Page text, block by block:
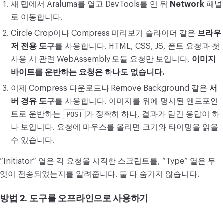
새 탭에서 Araluma를 열고 DevTools를 연 뒤 Network 패널
로 이동합니다.
Circle Crop이나 Compress 미리보기 슬라이더 같은 브라우
저 전용 도구를 사용합니다. HTML, CSS, JS, 폰트 요청과 첫
사용 시 관련 WebAssembly 모듈 요청만 보입니다. 이미지
바이트를 운반하는 요청은 하나도 없습니다.
이제 Compress 다운로드나 Remove Background 같은 서
버 경유 도구를 사용합니다. 이미지를 위에 명시된 엔드포인
트로 운반하는
POST 가 정확히 하나, 결과가 담긴 응답이 하
나 보입니다. 요청에 마우스를 올리면 크기와 타이밍을 읽을
수 있습니다.
“Initiator” 열은 각 요청을 시작한 스크립트를, “Type” 열은 무
엇이 전송되었는지를 알려줍니다. 둘 다 숨기지 않습니다.
방법 2. 도구를 오프라인으로 사용하기